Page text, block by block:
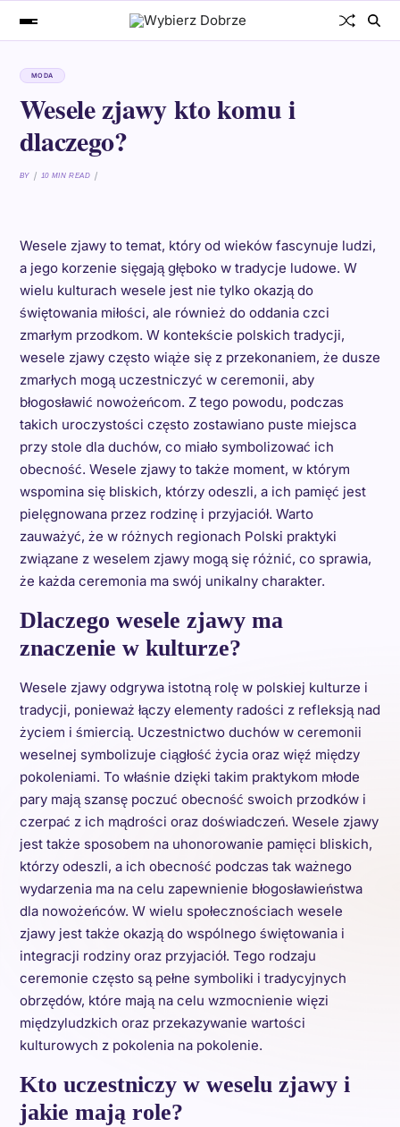
MODA
Wesele zjawy kto komu i
dlaczego?
BY 10 MIN READ
Wesele zjawy to temat, który od wieków fascynuje ludzi,
a jego korzenie sięgają głęboko w tradycje ludowe. W
wielu kulturach wesele jest nie tylko okazją do
świętowania miłości, ale również do oddania czci
zmarłym przodkom. W kontekście polskich tradycji,
wesele zjawy często wiąże się z przekonaniem, że dusze
zmarłych mogą uczestniczyć w ceremonii, aby
błogosławić nowożeńcom. Z tego powodu, podczas
takich uroczystości często zostawiano puste miejsca
przy stole dla duchów, co miało symbolizować ich
obecność. Wesele zjawy to także moment, w którym
wspomina się bliskich, którzy odeszli, a ich pamięć jest
pielęgnowana przez rodzinę i przyjaciół. Warto
zauważyć, że w różnych regionach Polski praktyki
związane z weselem zjawy mogą się różnić, co sprawia,
że każda ceremonia ma swój unikalny charakter.
Dlaczego wesele zjawy ma
znaczenie w kulturze?
Wesele zjawy odgrywa istotną rolę w polskiej kulturze i
tradycji, ponieważ łączy elementy radości z refleksją nad
życiem i śmiercią. Uczestnictwo duchów w ceremonii
weselnej symbolizuje ciągłość życia oraz więź między
pokoleniami. To właśnie dzięki takim praktykom młode
pary mają szansę poczuć obecność swoich przodków i
czerpać z ich mądrości oraz doświadczeń. Wesele zjawy
jest także sposobem na uhonorowanie pamięci bliskich,
którzy odeszli, a ich obecność podczas tak ważnego
wydarzenia ma na celu zapewnienie błogosławieństwa
dla nowożeńców. W wielu społecznościach wesele
zjawy jest także okazją do wspólnego świętowania i
integracji rodziny oraz przyjaciół. Tego rodzaju
ceremonie często są pełne symboliki i tradycyjnych
obrzędów, które mają na celu wzmocnienie więzi
międzyludzkich oraz przekazywanie wartości
kulturowych z pokolenia na pokolenie.
Kto uczestniczy w weselu zjawy i
jakie mają role?